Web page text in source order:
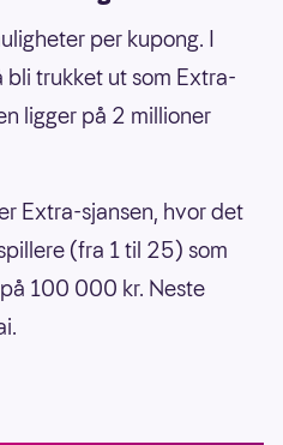
per kupong. I
bli trukket ut som Extra-
ligger på 2 millioner
Extra-sjansen, hvor det
(fra 1 til 25) som
100 000 kr. Neste